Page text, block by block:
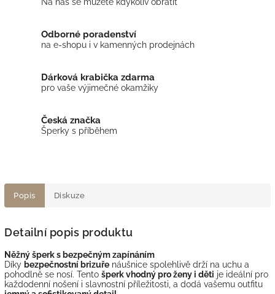
Odborné poradenství
na e-shopu i v kamenných prodejnách
Dárková krabička zdarma
pro vaše výjimečné okamžiky
Česká značka
Šperky s příběhem
Popis Diskuze
Detailní popis produktu
Něžný šperk s bezpečným zapínáním
Díky bezpečnostní brizuře náušnice spolehlivě drží na uchu a
pohodlně se nosí. Tento šperk vhodný pro ženy i děti je ideální pro
každodenní nošení i slavnostní příležitosti, a dodá vašemu outfitu